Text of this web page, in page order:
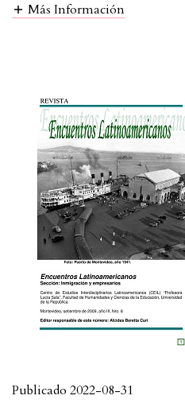
Más Información
Publicado 2022-08-31